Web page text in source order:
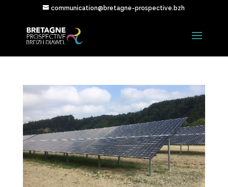
communication@bretagne-prospective.bzh